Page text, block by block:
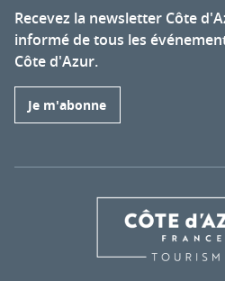
Recevez la newsletter Côte
informé de tous les
Côte d'Azur.
Je m'abonne